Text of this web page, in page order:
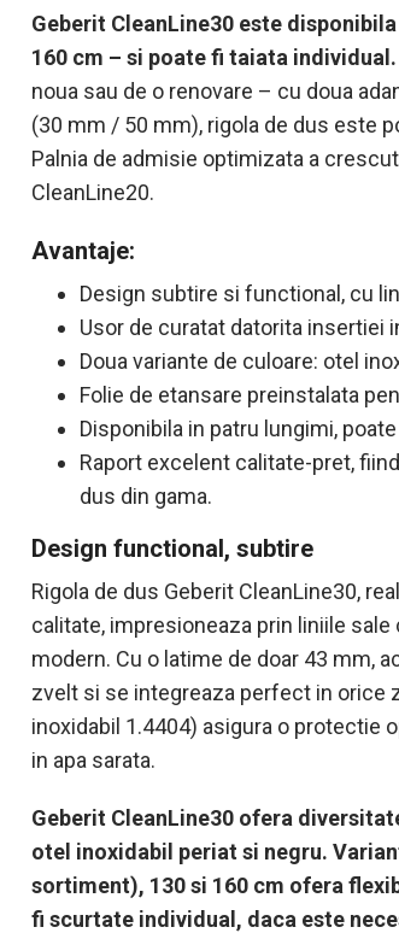
Geberit CleanLine30 este
160 cm – si poate fi taiata individual.
noua sau de o renovare – cu doua
(30 mm / 50 mm), rigola de dus este
Palnia de admisie optimizata a
CleanLine20.
Avantaje:
Design subtire si functional, cu
Usor de curatat datorita insertiei
Doua variante de culoare: otel
Folie de etansare preinstalata
Disponibila in patru lungimi,
Raport excelent calitate-pret,
dus din gama.
Design functional, subtire
Rigola de dus Geberit CleanLine30,
calitate, impresioneaza prin liniile
modern. Cu o latime de doar 43 mm,
zvelt si se integreaza perfect in orice
inoxidabil 1.4404) asigura o protectie
in apa sarata.
Geberit CleanLine30 ofera
otel inoxidabil periat si negru.
sortiment), 130 si 160 cm ofera
fi scurtate individual, daca este